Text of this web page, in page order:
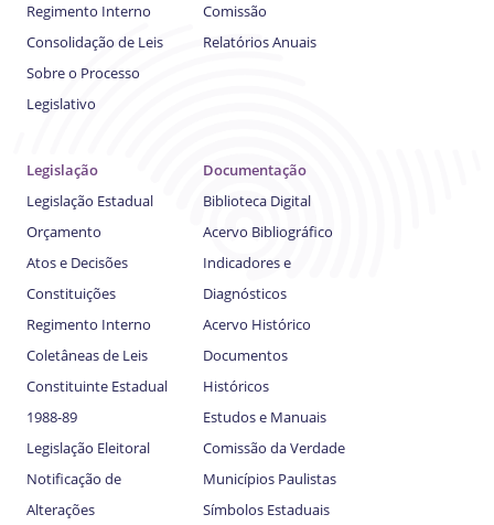
Regimento Interno
Consolidação de Leis
Sobre o Processo
Legislativo
Comissão
Relatórios Anuais
Legislação
Legislação Estadual
Orçamento
Atos e Decisões
Constituições
Regimento Interno
Coletâneas de Leis
Constituinte Estadual
1988-89
Legislação Eleitoral
Notificação de
Alterações
Documentação
Biblioteca Digital
Acervo Bibliográfico
Indicadores e
Diagnósticos
Acervo Histórico
Documentos
Históricos
Estudos e Manuais
Comissão da Verdade
Municípios Paulistas
Símbolos Estaduais